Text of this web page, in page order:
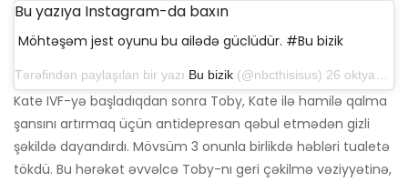
Bu yazıya Instagram-da baxın
Möhtəşəm jest oyunu bu ailədə güclüdür. #Bu bizik
Tərəfindən paylaşılan bir yazı Bu bizik (@nbcthisisus) 26 oktyabr 2019-cu il, saat 5: 15-də PDT
Kate IVF-yə başladıqdan sonra Toby, Kate ilə hamilə qalma
şansını artırmaq üçün antidepresan qəbul etmədən gizli
şəkildə dayandırdı. Mövsüm 3 onunla birlikdə həbləri tualetə
tökdü. Bu hərəkət əvvəlcə Toby-nı geri çəkilmə vəziyyətinə,